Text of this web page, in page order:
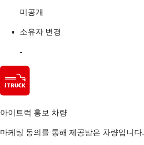
미공개
소유자 변경
-
아이트럭 홍보 차량
마케팅 동의를 통해 제공받은 차량입니다.